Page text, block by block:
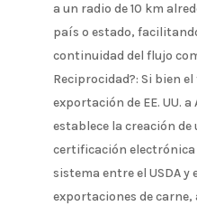
a un radio de 10 km
país o estado,
continuidad del flujo
Reciprocidad?: Si bien
exportación de EE. UU.
establece la creación de
certificación electrónica
sistema entre el USDA y
exportaciones de carne,